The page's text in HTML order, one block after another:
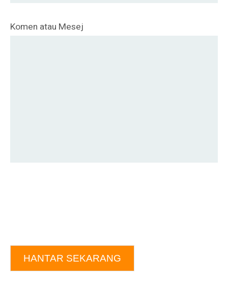
Komen atau Mesej
HANTAR SEKARANG